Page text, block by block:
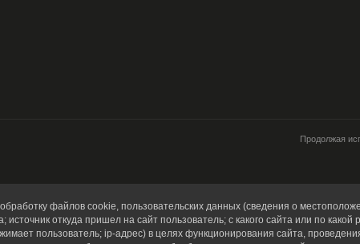
Продолжая
файлов cookie, пользовательских данных (сведения о
откуда пришел на сайт пользователь; с какого сайта или по
пользователь; ip-адрес) в целях функционирования сайта,